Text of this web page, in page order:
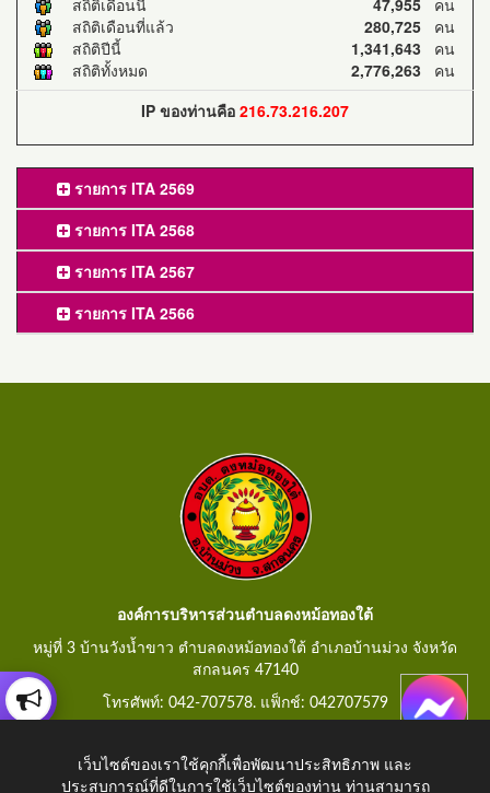
สถิติเดือนที่แล้ว
280,725 คน
สถิติปีนี้
1,341,643 คน
สถิติทั้งหมด
2,776,263 คน
IP ของท่านคือ 216.73.216.207
รายการ ITA 2569
รายการ ITA 2568
รายการ ITA 2567
รายการ ITA 2566
องค์การบริหารส่วนตำบลดงหม้อทองใต้
หมู่ที่ 3 บ้านวังน้ำขาว ตำบลดงหม้อทองใต้ อำเภอบ้านม่วง จังหวัด
สกลนคร 47140
โทรศัพท์: 042-707578. แฟ็กช์: 042707579
เว็บไซต์ของเราใช้คุกกี้เพื่อพัฒนาประสิทธิภาพ และ
ประสบการณ์ที่ดีในการใช้เว็บไซต์ของท่าน ท่านสามารถ